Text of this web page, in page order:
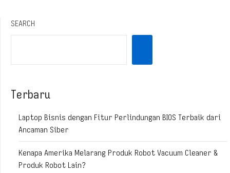
SEARCH
Terbaru
Laptop Bisnis dengan Fitur Perlindungan BIOS Terbaik dari
Ancaman Siber
Kenapa Amerika Melarang Produk Robot Vacuum Cleaner &
Produk Robot Lain?